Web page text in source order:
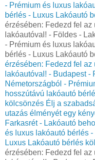
- Prémium és luxus
bérlés - Luxus Lakóautó
érzésében: Fedezd fel
lakóautóval! - Földes -
- Prémium és luxus
bérlés - Luxus Lakóautó
érzésében: Fedezd fel
lakóautóval! - Budapest -
Németországból -
hosszútávú lakóautó
kölcsönzés Élj a
utazás élményét egy
Farkasrét - Lakóautó
és luxus lakóautó bérlés
Luxus Lakóautó bérlés
érzésében: Fedezd fel